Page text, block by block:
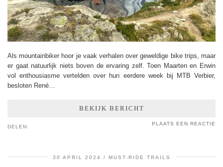
Als mountainbiker hoor je vaak verhalen over geweldige bike trips, maar
er gaat natuurlijk niets boven de ervaring zelf. Toen Maarten en Erwin
vol enthousiasme vertelden over hun eerdere week bij MTB Verbier,
besloten René…
BEKIJK BERICHT
DELEN:
PLAATS EEN REACTIE
30 APRIL 2024 MUST-RIDE TRAILS